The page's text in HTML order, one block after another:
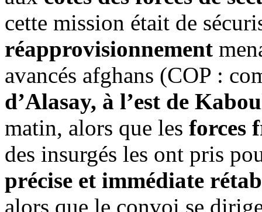
cette mission était de
réapprovisionnement
avancés afghans (COP :
d’Alasay, à l’est de
matin, alors que les forces
des insurgés les ont pris
précise et immédiate
alors que le convoi se